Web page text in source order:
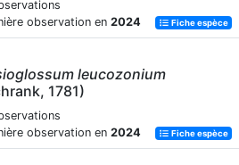
observation en 2024 Fiche espèce
leucozonium
1781)
observation en 2024 Fiche espèce